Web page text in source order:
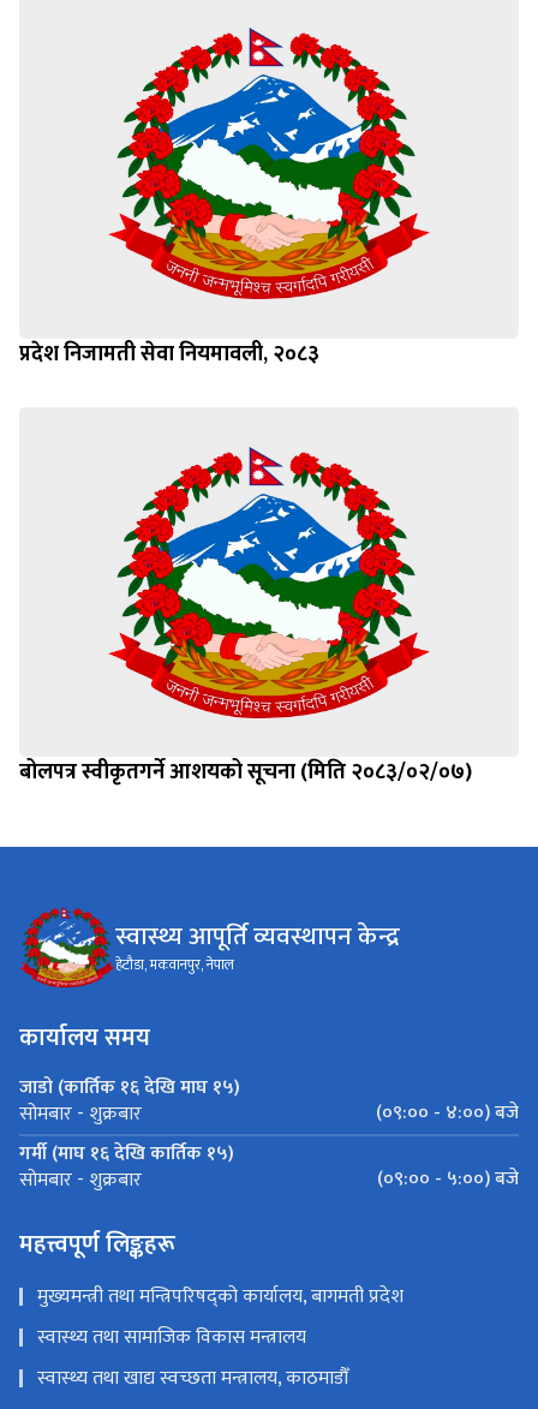
प्रदेश निजामती सेवा नियमावली, २०८३
बोलपत्र स्वीकृतगर्ने आशयको सूचना (मिति २०८३/०२/०७)
स्वास्थ्य आपूर्ति व्यवस्थापन केन्द्र
हेटौडा, मकवानपुर, नेपाल
कार्यालय समय
जाडो (कार्तिक १६ देखि माघ १५)
सोमबार - शुक्रबार
(०९:०० - ४:००) बजे
गर्मी (माघ १६ देखि कार्तिक १५)
सोमबार - शुक्रबार (०९:०० - ५:००) बजे
महत्त्वपूर्ण लिङ्कहरू
मुख्यमन्त्री तथा मन्त्रिपरिषद्को कार्यालय, बागमती प्रदेश
स्वास्थ्य तथा सामाजिक विकास मन्त्रालय
स्वास्थ्य तथा खाद्य स्वच्छता मन्त्रालय, काठमाडौँ